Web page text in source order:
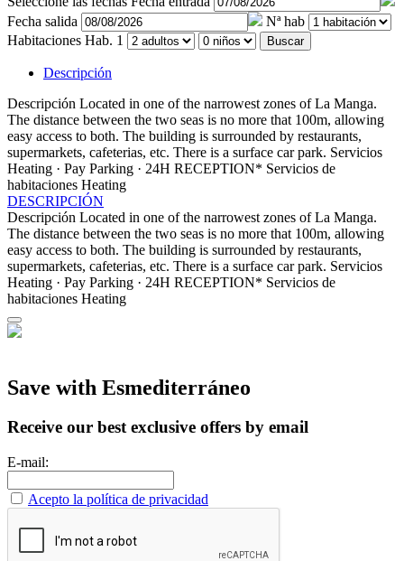
Fecha salida
Nª hab
Habitaciones Hab. 1 Buscar
Descripción
Descripción Located in one of the narrowest zones of La Manga.
The distance between the two seas is no more that 100m, allowing
easy access to both. The building is surrounded by restaurants,
supermarkets, cafeterias, etc. There is a surface car park. Servicios
Heating · Pay Parking · 24H RECEPTION* Servicios de
habitaciones Heating
DESCRIPCIÓN
Descripción Located in one of the narrowest zones of La Manga.
The distance between the two seas is no more that 100m, allowing
easy access to both. The building is surrounded by restaurants,
supermarkets, cafeterias, etc. There is a surface car park. Servicios
Heating · Pay Parking · 24H RECEPTION* Servicios de
habitaciones Heating
Save with Esmediterráneo
Receive our best exclusive offers by email
E-mail:
Acepto la política de privacidad